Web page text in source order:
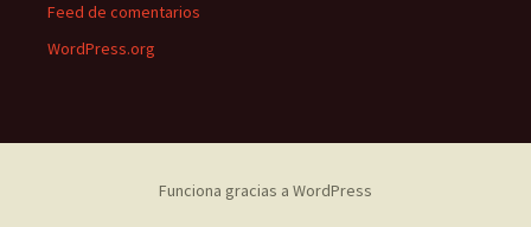
Feed de comentarios
WordPress.org
Funciona gracias a WordPress